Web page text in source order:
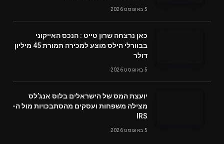
5 באוגוסט 2026
‬דולר
5 באוגוסט 2026
‬מצילה‭ ‬משפחות‭ ‬ועסקים‭ ‬מהסתבכויות‭ ‬מול‭ ‬ה-
IRS
5 באוגוסט 2026